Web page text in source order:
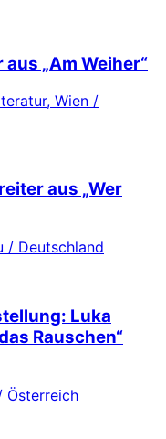
„Am Weiher“
Wien /
aus „Wer
/ Deutschland
Luka
Rauschen“
Österreich